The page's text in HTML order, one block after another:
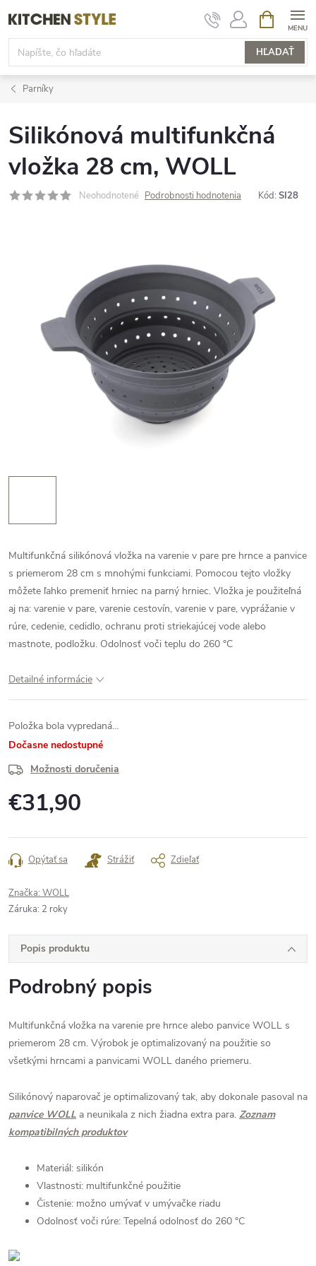
na
obsah
HĽADAŤ
KOŠÍK
Parníky
Silikónová multifunkčná
vložka 28 cm, WOLL
Neohodnotené Podrobnosti hodnotenia Kód: SI28
Multifunkčná silikónová vložka na varenie v pare pre hrnce a panvice
s priemerom 28 cm s mnohými funkciami. Pomocou tejto vložky
môžete ľahko premeniť hrniec na parný hrniec. Vložka je použiteľná
aj na: varenie v pare, varenie cestovín, varenie v pare, vyprážanie v
rúre, cedenie, cedidlo, ochranu proti striekajúcej vode alebo
mastnote, podložku. Odolnosť voči teplu do 260 °C
Detailné informácie
Položka bola vypredaná…
Dočasne nedostupné
Možnosti doručenia
€31,90
cena:
Opýtať sa Strážiť Zdieľať
Značka: WOLL
Záruka: 2 roky
Popis produktu
Podrobný popis
Multifunkčná vložka na varenie pre hrnce alebo panvice WOLL s
priemerom 28 cm. Výrobok je optimalizovaný na použitie so
všetkými hrncami a panvicami WOLL daného priemeru.
Silikónový naparovač je optimalizovaný tak, aby dokonale pasoval na
panvice WOLL a neunikala z nich žiadna extra para. Zoznam
kompatibilných produktov
Materiál: silikón
Vlastnosti: multifunkčné použitie
Čistenie: možno umývať v umývačke riadu
Odolnosť voči rúre: Tepelná odolnosť do 260 °C